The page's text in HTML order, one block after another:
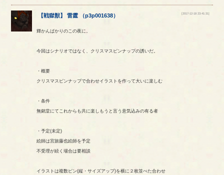
【戦獄獣】雷霆 （p3p001638） [2017-12-18 23:41:31]
輝かんばかりのこの夜に。
今回はシナリオではなく、クリスマスピンナップの誘いだ。
・概要
クリスマスピンナップで合わせイラストを作って大いに楽しむ
・条件
無銘堂にてこれからも共に楽しもうと言う意気込みの有る者
・予定(未定)
絵師は宮旅藤也絵師を予定
不受理が続く場合は要相談
イラストは複数ピン(縦・サイズアップ)を横に２枚並べた合わせ